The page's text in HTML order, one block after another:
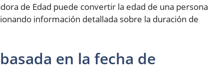
de Edad puede convertir la edad de una persona
información detallada sobre la duración de
en la fecha de